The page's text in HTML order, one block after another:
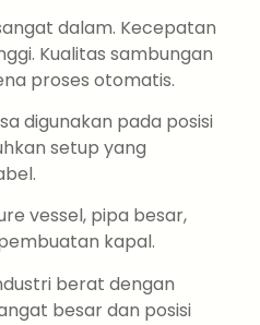
dalam. Kecepatan
Kualitas sambungan
proses otomatis.
digunakan pada posisi
setup yang
vessel, pipa besar,
kapal.
berat dengan
besar dan posisi